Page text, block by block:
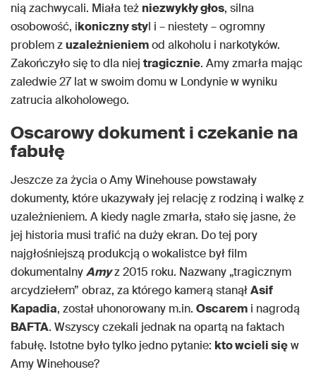
nią zachwycali. Miała też niezwykły głos, silna
osobowość, ikoniczny styl i – niestety – ogromny
problem zuzależnieniemod alkoholu i narkotyków.
Zakończyło się to dla niej tragicznie. Amy zmarła mając
zaledwie 27 lat w swoim domu w Londynie w wyniku
zatrucia alkoholowego.
Oscarowy dokument i czekanie na
fabułę
Jeszcze za życia o Amy Winehouse powstawały
dokumenty, które ukazywały jej relację z rodziną i walkę z
uzależnieniem. A kiedy nagle zmarła, stało się jasne, że
jej historia musi trafić na duży ekran. Do tej pory
najgłośniejszą produkcją o wokalistce był film
dokumentalnyAmyz 2015 roku. Nazwany „tragicznym
arcydziełem” obraz, za którego kamerą stanąłAsif
Kapadia, został uhonorowany m.in. Oscarem i nagrodą
BAFTA. Wszyscy czekali jednak na opartą na faktach
fabułę. Istotne było tylko jedno pytanie: kto wcieli sięw
Amy Winehouse?